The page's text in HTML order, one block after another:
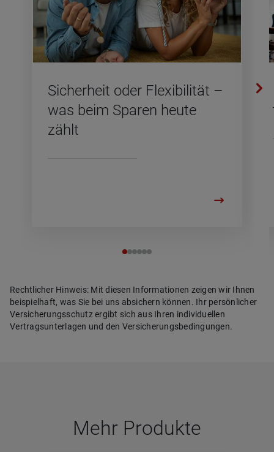
Si­cher­heit oder Fle­xi­bi­li­tät –
was beim Spa­ren heute
zählt
Rechtlicher Hinweis: Mit diesen Informationen zeigen wir Ihnen
beispielhaft, was Sie bei uns absichern können. Ihr persönlicher
Versicherungsschutz ergibt sich aus Ihren individuellen
Vertragsunterlagen und den Versicherungsbedingungen.
Mehr Pro­dukte